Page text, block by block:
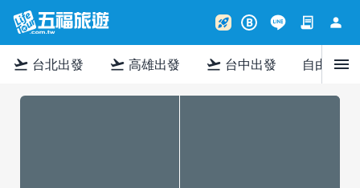
rocket_launch B contract person
flight_takeoff 台北出發 flight_takeoff 高雄出發 flight_takeoff 台中出發 自由行menu